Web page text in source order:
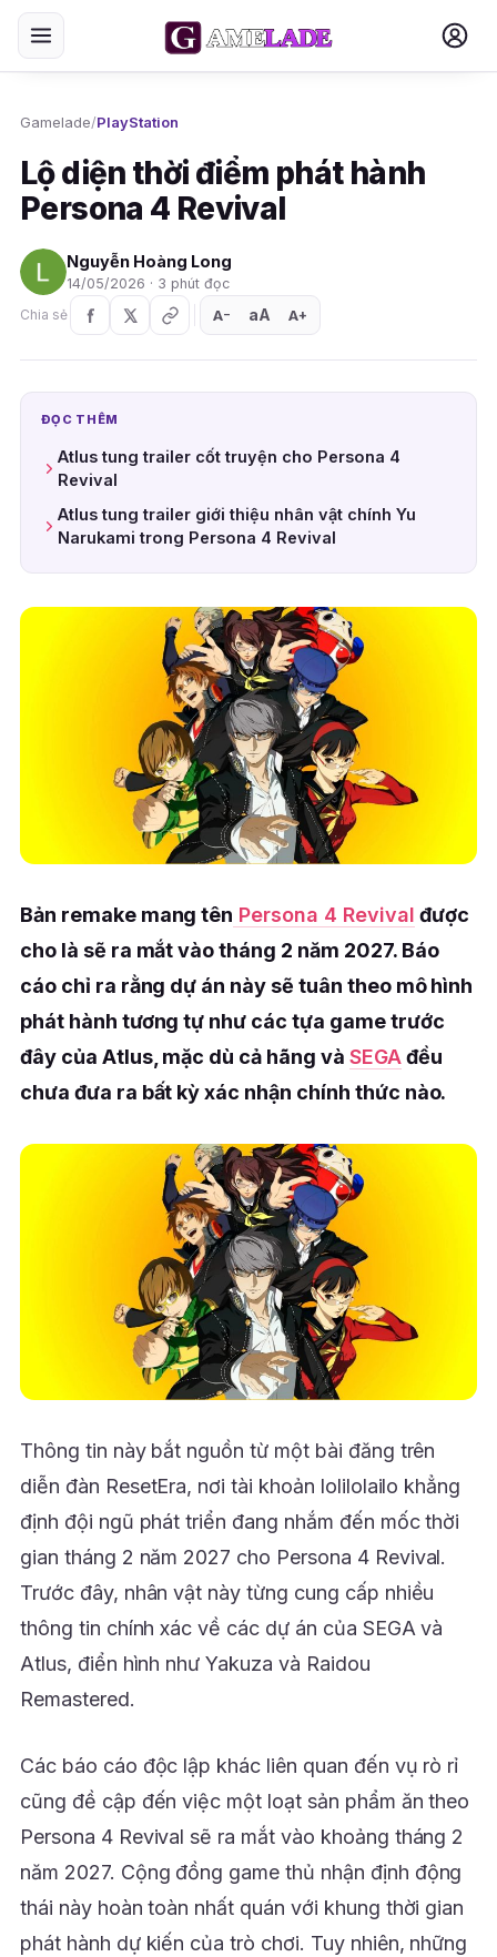
Gamelade/PlayStation
Lộ diện thời điểm phát hành
Persona 4 Revival
Nguyễn Hoàng Long
14/05/2026 · 3 phút đọc
Chia sẻ
A− aA A+
ĐỌC THÊM
Atlus tung trailer cốt truyện cho Persona 4
Revival
Atlus tung trailer giới thiệu nhân vật chính Yu
Narukami trong Persona 4 Revival
Bản remake mang tên Persona 4 Revival được
cho là sẽ ra mắt vào tháng 2 năm 2027. Báo
cáo chỉ ra rằng dự án này sẽ tuân theo mô hình
phát hành tương tự như các tựa game trước
đây của Atlus, mặc dù cả hãng và SEGAđều
chưa đưa ra bất kỳ xác nhận chính thức nào.
Thông tin này bắt nguồn từ một bài đăng trên
diễn đàn ResetEra, nơi tài khoản lolilolailo khẳng
định đội ngũ phát triển đang nhắm đến mốc thời
gian tháng 2 năm 2027 cho Persona 4 Revival.
Trước đây, nhân vật này từng cung cấp nhiều
thông tin chính xác về các dự án của SEGA và
Atlus, điển hình như Yakuza và Raidou
Remastered.
Các báo cáo độc lập khác liên quan đến vụ rò rỉ
cũng đề cập đến việc một loạt sản phẩm ăn theo
Persona 4 Revival sẽ ra mắt vào khoảng tháng 2
năm 2027. Cộng đồng game thủ nhận định động
thái này hoàn toàn nhất quán với khung thời gian
phát hành dự kiến của trò chơi. Tuy nhiên, những